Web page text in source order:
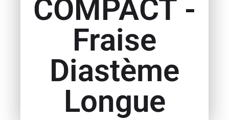
COMPACT -
Fraise
Diastème
Longue